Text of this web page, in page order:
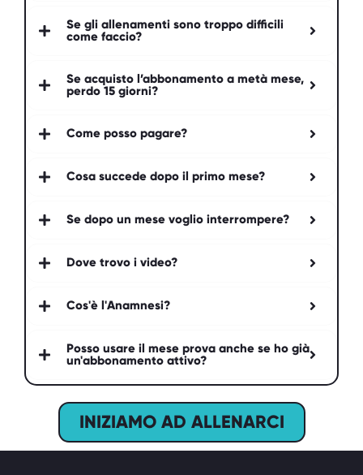
Se gli allenamenti sono troppo difficili
come faccio?
Se acquisto l’abbonamento a metà mese,
perdo 15 giorni?
Come posso pagare?
Cosa succede dopo il primo mese?
Se dopo un mese voglio interrompere?
Dove trovo i video?
Cos'è l'Anamnesi?
Posso usare il mese prova anche se ho già
un'abbonamento attivo?
INIZIAMO AD ALLENARCI